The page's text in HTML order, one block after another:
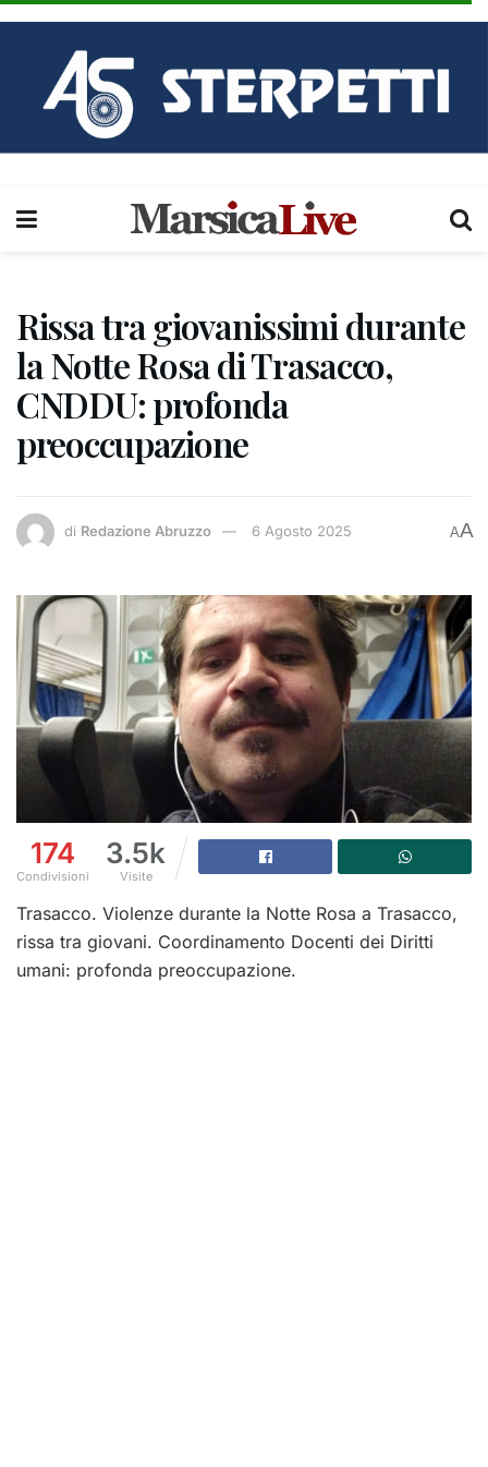
Rissa tra giovanissimi durante
la Notte Rosa di Trasacco,
CNDDU: profonda
preoccupazione
di Redazione Abruzzo 6 Agosto 2025 AA
174
Condivisioni
3.5k
Visite
Trasacco. Violenze durante la Notte Rosa a Trasacco,
rissa tra giovani. Coordinamento Docenti dei Diritti
umani: profonda preoccupazione.